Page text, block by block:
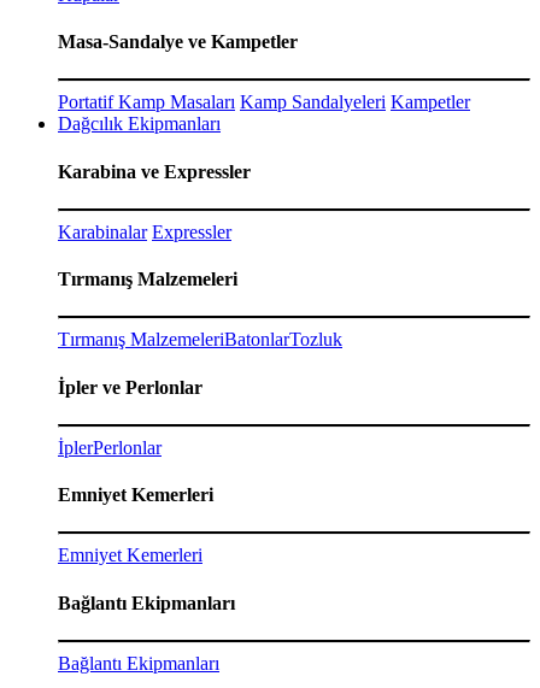
Masa-Sandalye ve Kampetler
Portatif Kamp Masaları Kamp Sandalyeleri Kampetler
Dağcılık Ekipmanları
Karabina ve Expressler
Karabinalar Expressler
Tırmanış Malzemeleri
Tırmanış MalzemeleriBatonlarTozluk
İpler ve Perlonlar
İplerPerlonlar
Emniyet Kemerleri
Emniyet Kemerleri
Bağlantı Ekipmanları
Bağlantı Ekipmanları